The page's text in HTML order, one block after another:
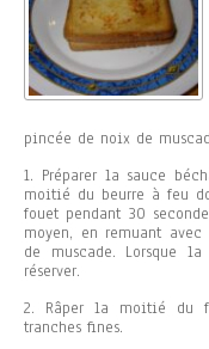
pincée de noix de
1. Préparer la sauce
moitié du beurre à feu
fouet pendant 30
moyen, en remuant
de muscade. Lorsque
réserver.
2. Râper la moitié du
tranches fines.